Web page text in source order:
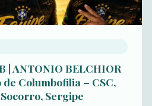
| ANTONIO BELCHIOR
Columbofilia – CSC,
Sergipe